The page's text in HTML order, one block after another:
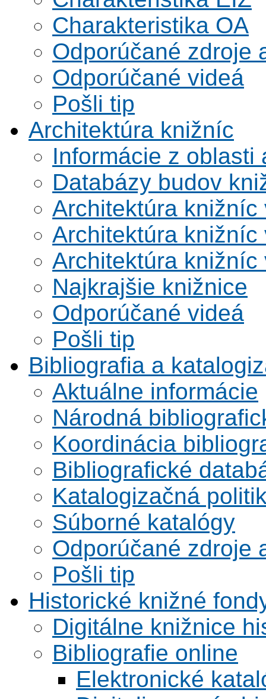
Charakteristika OA
Odporúčané zdroje
Odporúčané videá
Pošli tip
Architektúra knižníc
Informácie z oblasti
Databázy budov
Architektúra knižníc
Architektúra knižníc
Architektúra knižníc
Najkrajšie knižnice
Odporúčané videá
Pošli tip
Bibliografia a
Aktuálne informácie
Národná
Koordinácia
Bibliografické
Katalogizačná
Súborné katalógy
Odporúčané zdroje
Pošli tip
Historické knižné
Digitálne knižnice
Bibliografie online
Elektronické